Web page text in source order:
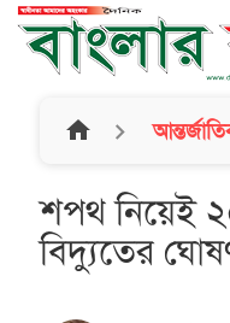
home
শপথ নিয়েই
বিদ্যুতের